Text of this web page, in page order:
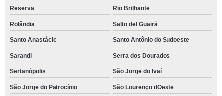
Reserva Rio Brilhante
Rolândia Salto del Guairá
Santo Anastácio Santo Antônio do Sudoeste
Sarandi Serra dos Dourados
Sertanópolis São Jorge do Ivaí
São Jorge do Patrocínio São Lourenço dOeste